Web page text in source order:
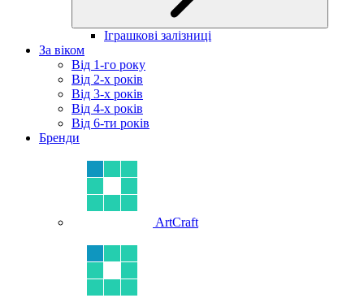
Іграшкові залізниці
За віком
Від 1-го року
Від 2-х років
Від 3-х років
Від 4-х років
Від 6-ти років
Бренди
ArtCraft